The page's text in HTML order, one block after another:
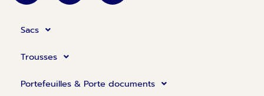
n
k
e
d
n
c
o
k
s
a
Sacs
Trousses
Portefeuilles & Porte documents